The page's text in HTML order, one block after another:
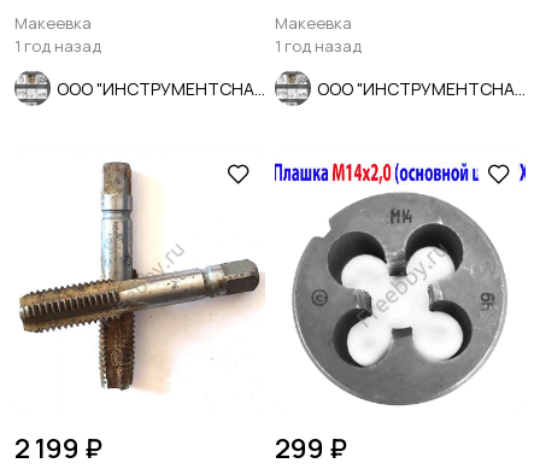
Макеевка
1 год назад
прямой хвостовик.
Макеевка
1 год назад
2 199 ₽ 299 ₽